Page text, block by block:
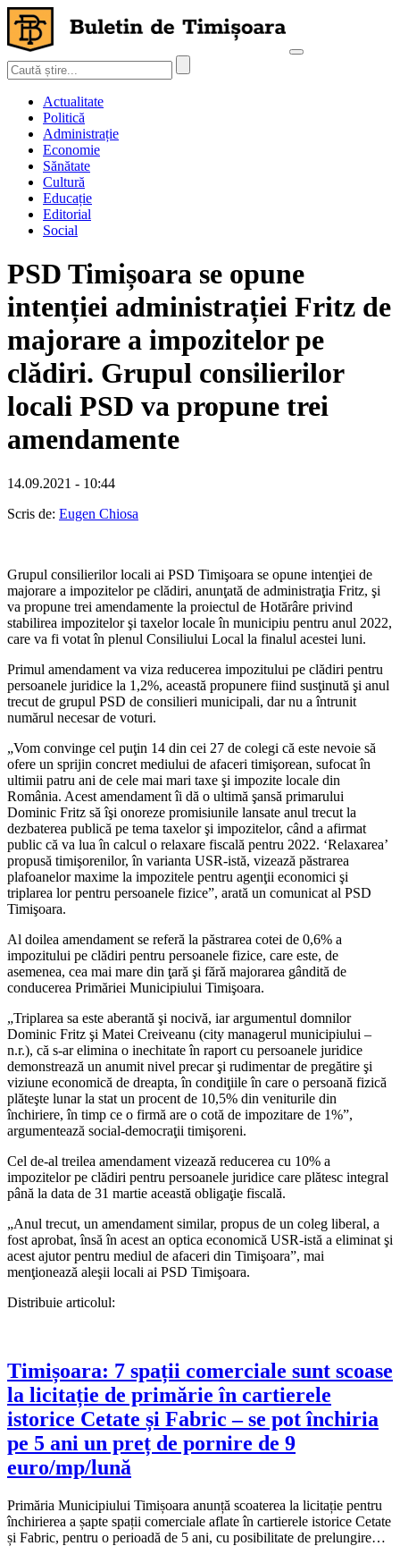
Actualitate
Politică
Administrație
Economie
Sănătate
Cultură
Educație
Editorial
Social
PSD Timișoara se opune
intenției administrației Fritz de
majorare a impozitelor pe
clădiri. Grupul consilierilor
locali PSD va propune trei
amendamente
14.09.2021 - 10:44
Scris de: Eugen Chiosa
Grupul consilierilor locali ai PSD Timişoara se opune intenţiei de
majorare a impozitelor pe clădiri, anunţată de administraţia Fritz, şi
va propune trei amendamente la proiectul de Hotărâre privind
stabilirea impozitelor şi taxelor locale în municipiu pentru anul 2022,
care va fi votat în plenul Consiliului Local la finalul acestei luni.
Primul amendament va viza reducerea impozitului pe clădiri pentru
persoanele juridice la 1,2%, această propunere fiind susţinută şi anul
trecut de grupul PSD de consilieri municipali, dar nu a întrunit
numărul necesar de voturi.
„Vom convinge cel puţin 14 din cei 27 de colegi că este nevoie să
ofere un sprijin concret mediului de afaceri timişorean, sufocat în
ultimii patru ani de cele mai mari taxe şi impozite locale din
România. Acest amendament îi dă o ultimă şansă primarului
Dominic Fritz să îşi onoreze promisiunile lansate anul trecut la
dezbaterea publică pe tema taxelor şi impozitelor, când a afirmat
public că va lua în calcul o relaxare fiscală pentru 2022. ‘Relaxarea’
propusă timişorenilor, în varianta USR-istă, vizează păstrarea
plafoanelor maxime la impozitele pentru agenţii economici şi
triplarea lor pentru persoanele fizice”, arată un comunicat al PSD
Timişoara.
Al doilea amendament se referă la păstrarea cotei de 0,6% a
impozitului pe clădiri pentru persoanele fizice, care este, de
asemenea, cea mai mare din ţară şi fără majorarea gândită de
conducerea Primăriei Municipiului Timişoara.
„Triplarea sa este aberantă şi nocivă, iar argumentul domnilor
Dominic Fritz şi Matei Creiveanu (city managerul municipiului –
n.r.), că s-ar elimina o inechitate în raport cu persoanele juridice
demonstrează un anumit nivel precar şi rudimentar de pregătire şi
viziune economică de dreapta, în condiţiile în care o persoană fizică
plăteşte lunar la stat un procent de 10,5% din veniturile din
închiriere, în timp ce o firmă are o cotă de impozitare de 1%”,
argumentează social-democraţii timişoreni.
Cel de-al treilea amendament vizează reducerea cu 10% a
impozitelor pe clădiri pentru persoanele juridice care plătesc integral
până la data de 31 martie această obligaţie fiscală.
„Anul trecut, un amendament similar, propus de un coleg liberal, a
fost aprobat, însă în acest an optica economică USR-istă a eliminat şi
acest ajutor pentru mediul de afaceri din Timişoara”, mai
menţionează aleşii locali ai PSD Timişoara.
Distribuie articolul:
Timișoara: 7 spații comerciale sunt scoase
la licitație de primărie în cartierele
istorice Cetate și Fabric – se pot închiria
pe 5 ani un preț de pornire de 9
euro/mp/lună
Primăria Municipiului Timișoara anunță scoaterea la licitație pentru
închirierea a șapte spații comerciale aflate în cartierele istorice Cetate
și Fabric, pentru o perioadă de 5 ani, cu posibilitate de prelungire…